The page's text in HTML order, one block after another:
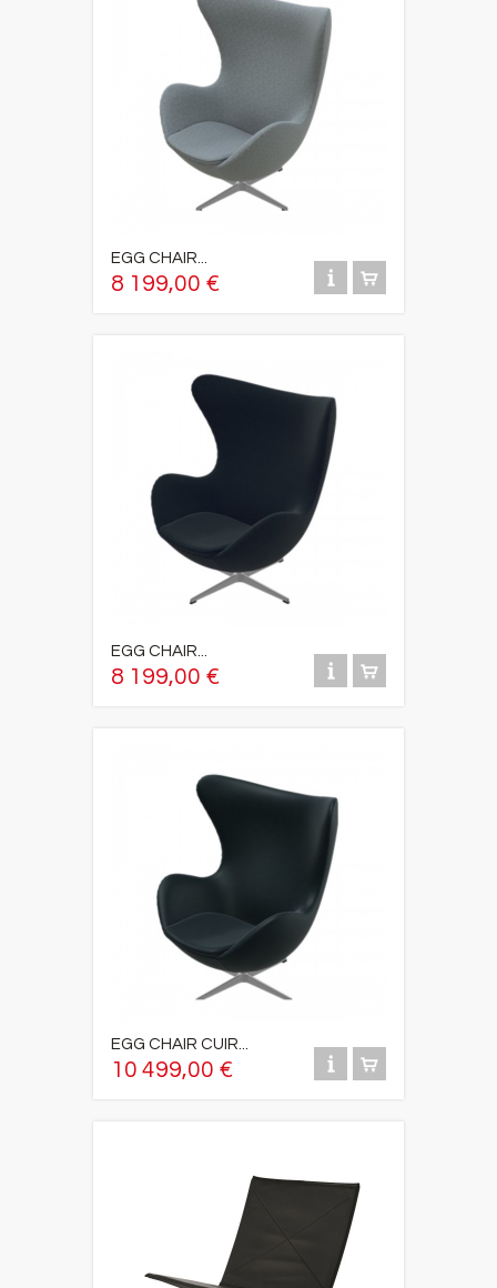
EGG CHAIR...
8 199,00 €
EGG CHAIR...
8 199,00 €
EGG CHAIR CUIR...
10 499,00 €